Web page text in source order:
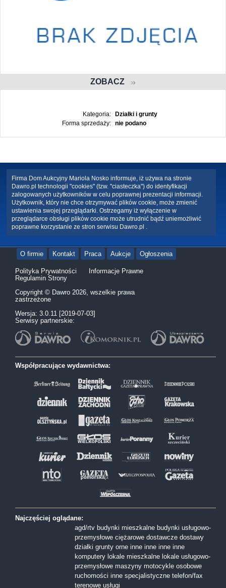
ZOBACZ
Kategoria:
Działki i grunty
Forma sprzedaży:
nie podano
Firma Dom Aukcyjny Mariola Nosko informuje, iż używa na stronie
Dawro.pl technologii "cookies" (tzw. "ciasteczka") do identyfikacji
zalogowanych użytkowników w celu poprawnej prezentacji informacji.
Użytkownik, który nie chce otrzymywać plików cookie, może zmienić
ustawienia swojej przeglądarki. Ostrzegamy iż wyłączenie w
przeglądarce obsługi plików cookie może utrudnić bądź uniemożliwić
poprawne korzystanie ze stron serwisu Dawro.pl .
O firmie Kontakt Praca Aukcje Ogłoszenia
Polityka Prywatności
Informacje Prawne
Regulamin Strony
Copyright © Dawro 2026, wszelkie prawa
zastrzeżone
Wersja: 3.0.11 [2019-07-03]
Serwisy partnerskie:
Współpracujące wydawnictwa:
Najczęściej oglądane:
agd/rtv budynki mieszkalne budynki usługowo-
przemysłowe ciężarowe dostawcze dostawy
działki grunty orne inne inne inne inne
komputery lokale mieszkalne lokale usługowo-
przemysłowe maszyny motocykle osobowe
ruchomości inne specjalistyczne telefon/fax
terenowe usługi